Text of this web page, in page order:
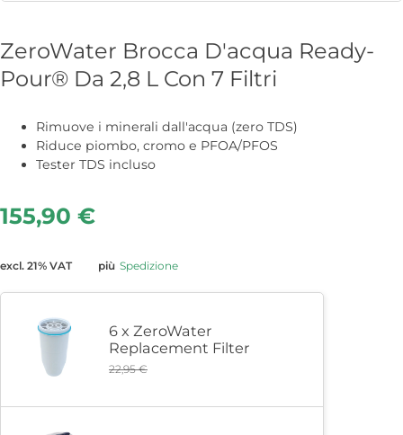
ZeroWater Brocca D'acqua Ready-
Pour® Da 2,8 L Con 7 Filtri
Rimuove i minerali dall'acqua (zero TDS)
Riduce piombo, cromo e PFOA/PFOS
Tester TDS incluso
155,90 €
excl. 21% VAT più Spedizione
6 x ZeroWater
Replacement Filter
22,95€